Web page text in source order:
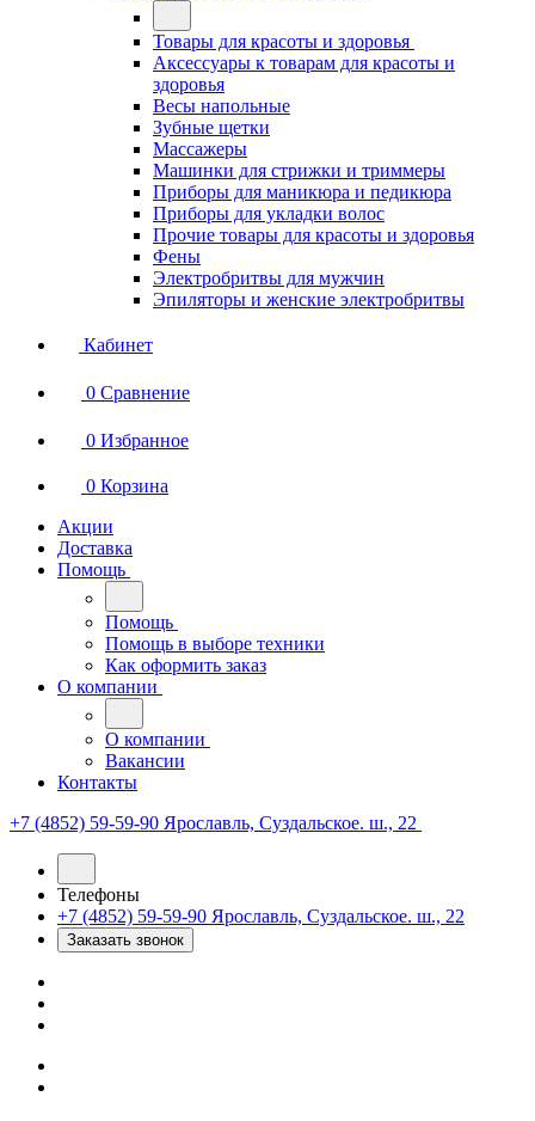
Товары для красоты и здоровья
Аксессуары к товарам для красоты и
здоровья
Весы напольные
Зубные щетки
Массажеры
Машинки для стрижки и триммеры
Приборы для маникюра и педикюра
Приборы для укладки волос
Прочие товары для красоты и здоровья
Фены
Электробритвы для мужчин
Эпиляторы и женские электробритвы
Кабинет
0 Сравнение
0 Избранное
0 Корзина
Акции
Доставка
Помощь
Помощь
Помощь в выборе техники
Как оформить заказ
О компании
О компании
Вакансии
Контакты
+7 (4852) 59-59-90 Ярославль, Суздальское. ш., 22
Телефоны
+7 (4852) 59-59-90 Ярославль, Суздальское. ш., 22
Заказать звонок